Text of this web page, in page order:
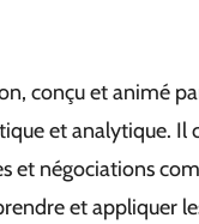
conçu et animé
et analytique. Il
et négociations
et appliquer